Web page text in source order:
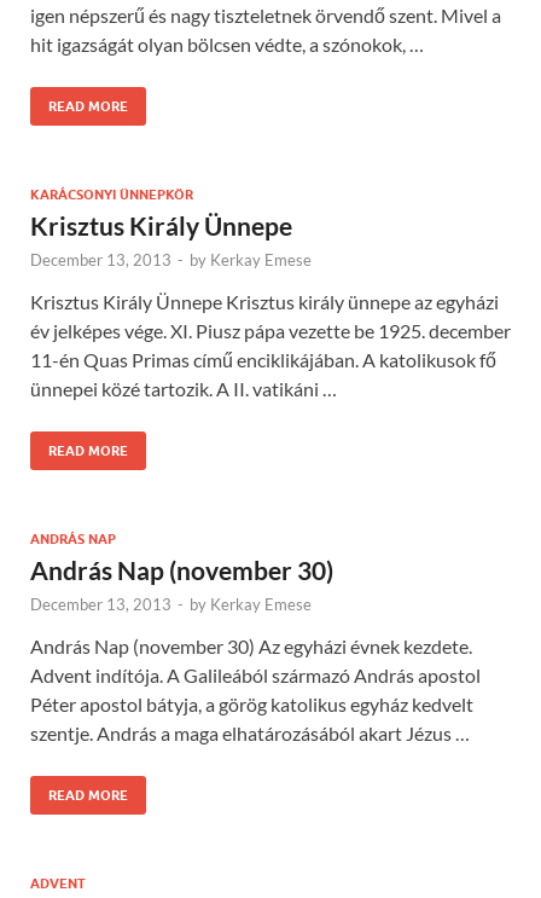
igen népszerű és nagy tiszteletnek örvendő szent. Mivel a
hit igazságát olyan bölcsen védte, a szónokok, …
READ MORE
KARÁCSONYI ÜNNEPKÖR
Krisztus Király Ünnepe
December 13, 2013 - by Kerkay Emese
Krisztus Király Ünnepe Krisztus király ünnepe az egyházi
év jelképes vége. XI. Piusz pápa vezette be 1925. december
11-én Quas Primas című enciklikájában. A katolikusok fő
ünnepei közé tartozik. A II. vatikáni …
READ MORE
ANDRÁS NAP
András Nap (november 30)
December 13, 2013 - by Kerkay Emese
András Nap (november 30) Az egyházi évnek kezdete.
Advent indítója. A Galileából származó András apostol
Péter apostol bátyja, a görög katolikus egyház kedvelt
szentje. András a maga elhatározásából akart Jézus …
READ MORE
ADVENT